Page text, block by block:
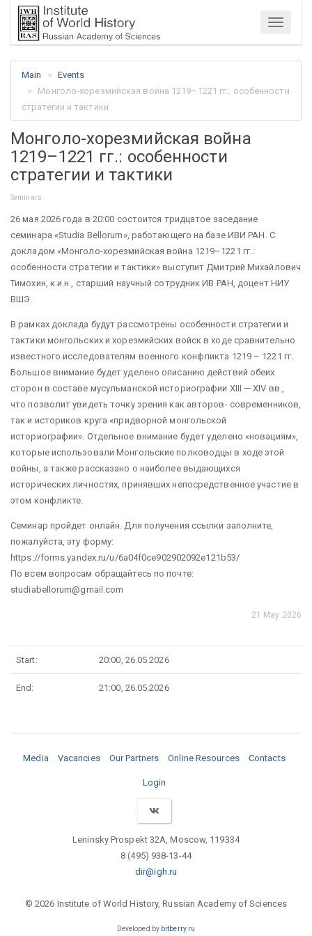
Menu
Main
Events
Монголо-хорезмийская война 1219–1221 гг.: особенности
стратегии и тактики
Монголо-хорезмийская война
1219–1221 гг.: особенности
стратегии и тактики
Seminars
26 мая 2026 года в 20:00 состоится тридцатое заседание
семинара «Studia Bellorum», работающего на базе ИВИ РАН. С
докладом «Монголо-хорезмийская война 1219–1221 гг.:
особенности стратегии и тактики» выступит Дмитрий Михайлович
Тимохин, к.и.н., старший научный сотрудник ИВ РАН, доцент НИУ
ВШЭ.
В рамках доклада будут рассмотрены особенности стратегии и
тактики монгольских и хорезмийских войск в ходе сравнительно
известного исследователям военного конфликта 1219 – 1221 гг.
Большое внимание будет уделено описанию действий обеих
сторон в составе мусульманской историографии XIII — XIV вв.,
что позволит увидеть точку зрения как авторов- современников,
так и историков круга «придворной монгольской
историографии». Отдельное внимание будет уделено «новациям»,
которые использовали Монгольские полководцы в ходе этой
войны, а также рассказано о наиболее выдающихся
исторических личностях, принявших непосредственное участие в
этом конфликте.
Семинар пройдет онлайн. Для получения ссылки заполните,
пожалуйста, эту форму:
https://forms.yandex.ru/u/6a04f0ce902902092e121b53/
По всем вопросам обращайтесь по почте:
studiabellorum@gmail.com
21 May 2026
Start: 20:00, 26.05.2026
End: 21:00, 26.05.2026
Media Vacancies Our Partners Online Resources Contacts
Login
Leninsky Prospekt 32A, Moscow, 119334
8 (495) 938-13-44
dir@igh.ru
© 2026 Institute of World History, Russian Academy of Sciences
Developed by bitberry.ru